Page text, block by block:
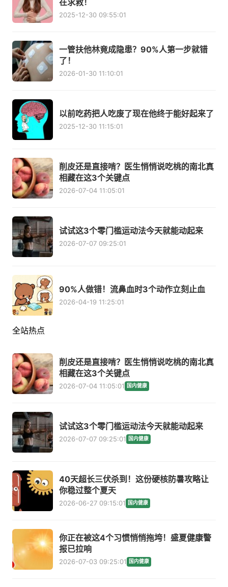
在求救！
2025-12-30 09:55:01
一管扶他林竟成隐患？90%人第一步就错
了！
2026-01-30 11:10:01
以前吃药把人吃废了现在他终于能好起来了
2025-12-30 11:15:01
削皮还是直接啃？医生悄悄说吃桃的南北真
相藏在这3个关键点
2026-07-04 11:05:01
试试这3个零门槛运动法今天就能动起来
2026-07-07 09:25:01
90%人做错！流鼻血时3个动作立刻止血
2026-04-19 11:25:01
全站热点
削皮还是直接啃？医生悄悄说吃桃的南北真
相藏在这3个关键点
2026-07-04 11:05:01 国内健康
试试这3个零门槛运动法今天就能动起来
2026-07-07 09:25:01 国内健康
40天超长三伏杀到！这份硬核防暑攻略让
你稳过整个夏天
2026-06-27 09:15:01 国内健康
你正在被这4个习惯悄悄拖垮！盛夏健康警
报已拉响
2026-07-03 09:25:01 国内健康